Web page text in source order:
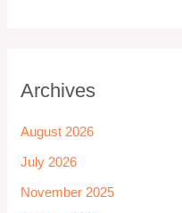
Archives
August 2026
July 2026
November 2025